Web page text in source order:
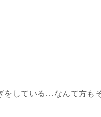
をしている…なんて方も